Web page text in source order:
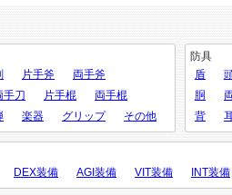
片手斧
両手斧
手刀 片手棍
両手棍
楽器 グリップ その他
防具
盾
胴
背
DEX装備 AGI装備 VIT装備 INT装備